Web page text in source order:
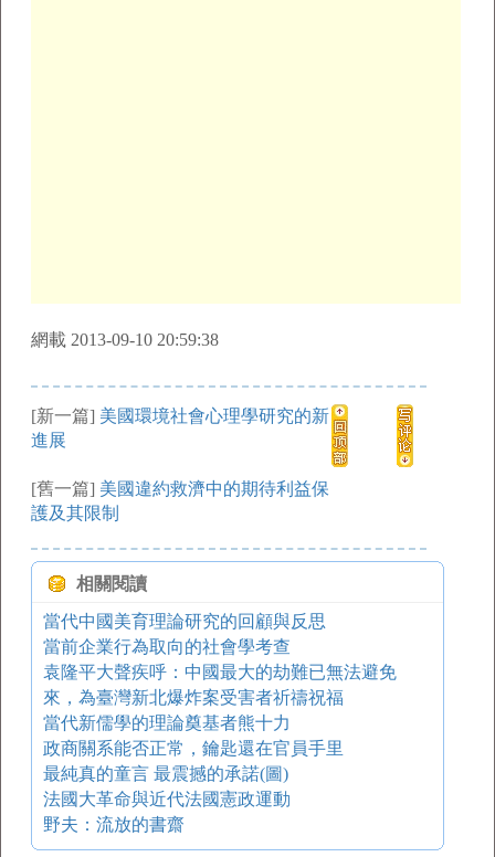
網載 2013-09-10 20:59:38
[新一篇] 美國環境社會心理學研究的新
進展
[舊一篇] 美國違約救濟中的期待利益保
護及其限制
相關閱讀
當代中國美育理論研究的回顧與反思
當前企業行為取向的社會學考查
袁隆平大聲疾呼：中國最大的劫難已無法避免
來，為臺灣新北爆炸案受害者祈禱祝福
當代新儒學的理論奠基者熊十力
政商關系能否正常，鑰匙還在官員手里
最純真的童言 最震撼的承諾(圖)
法國大革命與近代法國憲政運動
野夫：流放的書齋